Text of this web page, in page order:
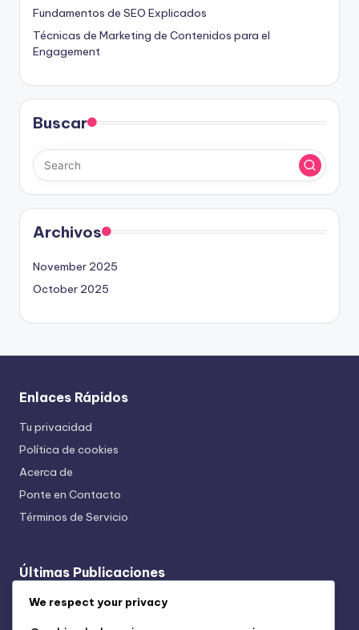
Fundamentos de SEO Explicados
Técnicas de Marketing de Contenidos para el
Engagement
Buscar
Archivos
November 2025
October 2025
Enlaces Rápidos
Tu privacidad
Política de cookies
Acerca de
Ponte en Contacto
Términos de Servicio
Últimas Publicaciones
Anuncios de Retargeting: Beneficios, Estrategias y
We respect your privacy